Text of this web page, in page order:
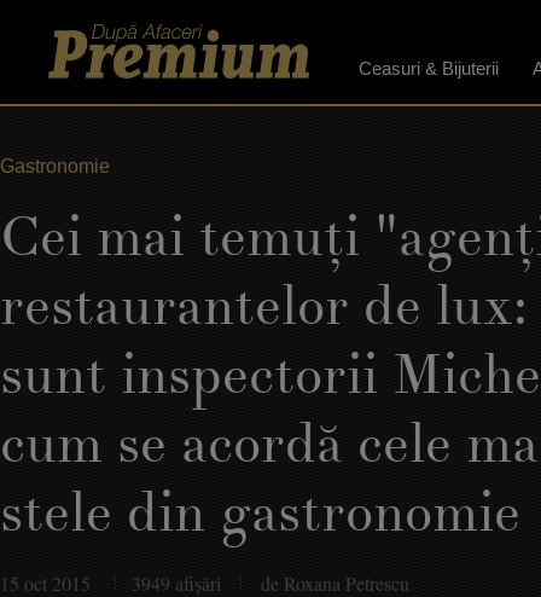
Ceasuri & Bijuterii
Gastronomie
Cei mai temuţi
restaurantelor de
sunt inspectorii
cum se acordă cele
stele din gastronomie
15 oct 2015 3949 afişări de Roxana Petrescu